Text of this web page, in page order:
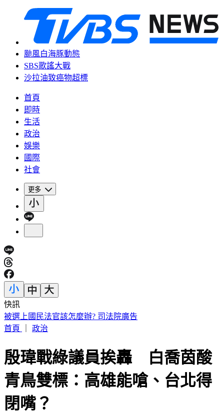
颱風白海豚動態
SBS歌謠大戰
沙拉油致癌物超標
首頁
即時
生活
政治
娛樂
國際
社會
更多
快訊
IU無預警召喚前男友 韓網替「她」心疼：很不舒服
首頁
政治
殷瑋戰綠議員挨轟 白喬茵酸
青鳥雙標：高雄能嗆、台北得
閉嘴？